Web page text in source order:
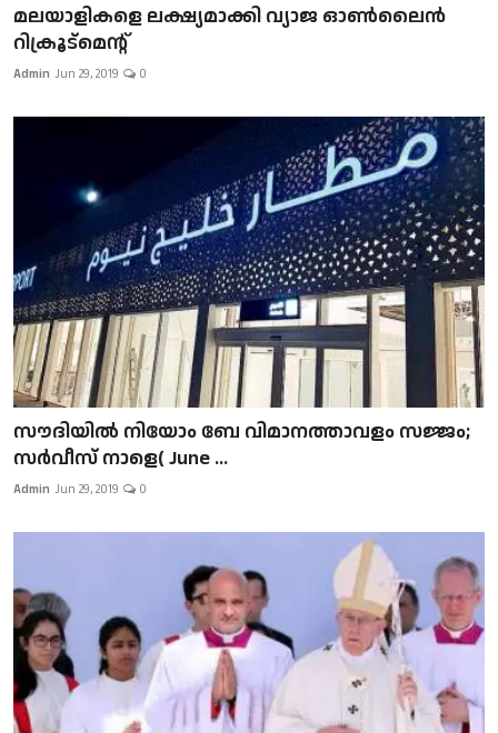
മലയാളികളെ ലക്ഷ്യമാക്കി വ്യാജ ഓൺലൈൻ
റിക്രൂട്മെന്റ്
Admin Jun 29, 2019 0
സൗദിയിൽ നിയോം ബേ വിമാനത്താവളം സജ്ജം;
സർവീസ് നാളെ( June ...
Admin Jun 29, 2019 0